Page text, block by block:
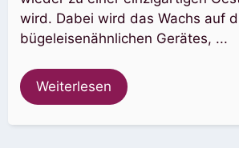
wird. Dabei wird das Wachs auf
bügeleisenähnlichen Gerätes, ...
Weiterlesen